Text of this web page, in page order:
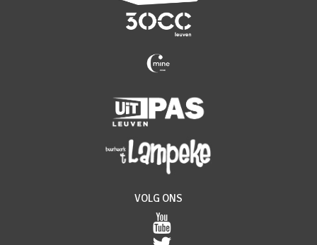
VOLG ONS